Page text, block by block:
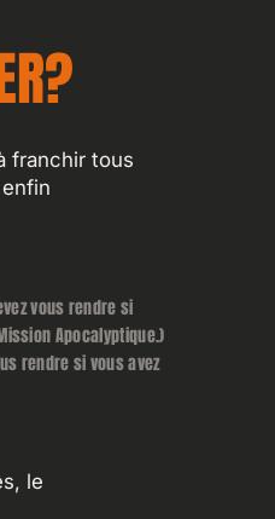
franchir tous
vous rendre si
Apocalyptique.)
rendre si vous avez
le